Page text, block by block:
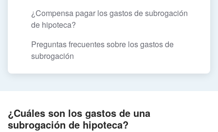
¿Compensa pagar los gastos de subrogación
de hipoteca?
Preguntas frecuentes sobre los gastos de
subrogación
¿Cuáles son los gastos de una
subrogación de hipoteca?